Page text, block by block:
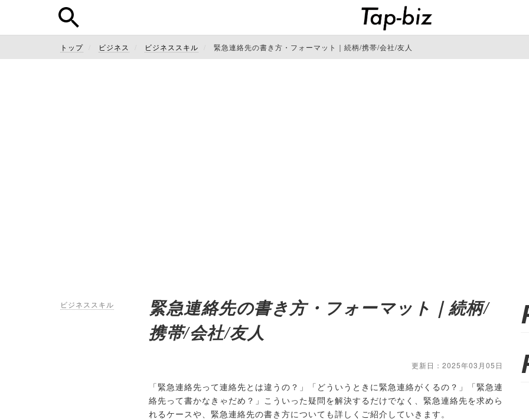
トップ ビジネス ビジネススキル 緊急連絡先の書き方・フォーマット｜続柄/携帯/会社/友人
ビジネススキル
緊急連絡先の書き方・フォーマット｜続柄/
携帯/会社/友人
更新日：2025年03月05日
「緊急連絡先って連絡先とは違うの？」「どういうときに緊急連絡がくるの？」「緊急連
絡先って書かなきゃだめ？」こういった疑問を解決するだけでなく、緊急連絡先を求めら
れるケースや、緊急連絡先の書き方についても詳しくご紹介していきます。